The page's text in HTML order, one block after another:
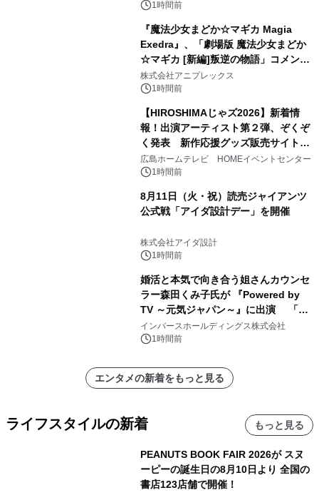
1時間前
『魔法少女まどか☆マギカ Magia
Exedra』、「劇場版 魔法少女まどか
☆マギカ [新編]叛逆の物語」コメンタ
リー版配信記念で毎日10連無料プレゼ
ント！8月13日(木)20時〜緊急生放送
決定！
株式会社アニプレックス
1時間前
【HIROSHIMAじゃズ2026】新着情
報！出演アーティスト第２弾、ぞくぞ
く発表 新作応援グッズ販売サイトも
同時オープンします！
広島ホームテレビ HOMEイベントセンター
1時間前
8月11日（火・祝）読売ジャイアンツ
公式戦「アイダ設計デー」を開催
株式会社アイダ設計
1時間前
婚活と本気で向き合う姐さんカウンセ
ラー森田くみ子氏が 『Powered by
TV ～元気ジャパン～』に出演 「元
気が出るPower講座」で婚活の「加点
方式」を紹介
インバースホールディングス株式会社
1時間前
エンタメの新着をもっと見る
ライフスタイルの新着 もっと見る
PEANUTS BOOK FAIR 2026が スヌ
ーピーの誕生日の8月10日より 全国の
書店123店舗で開催！